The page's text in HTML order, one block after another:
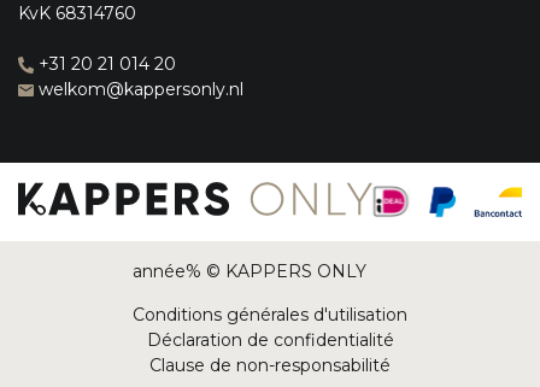
KvK 68314760
+31 20 21 014 20
welkom@kappersonly.nl
année% © KAPPERS ONLY
Conditions générales d'utilisation
Déclaration de confidentialité
Clause de non-responsabilité